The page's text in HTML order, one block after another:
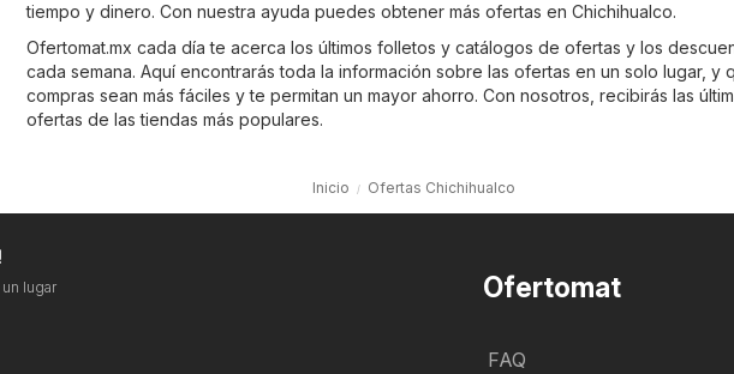
tiempo y dinero. Con nuestra ayuda puedes obtener más ofertas en Chichihualco.
Ofertomat.mx cada día te acerca los últimos folletos y catálogos de ofertas y los
cada semana. Aquí encontrarás toda la información sobre las ofertas en un solo lugar, y
compras sean más fáciles y te permitan un mayor ahorro. Con nosotros, recibirás las
ofertas de las tiendas más populares.
Inicio Ofertas Chichihualco
Ofertomat
FAQ
lugar